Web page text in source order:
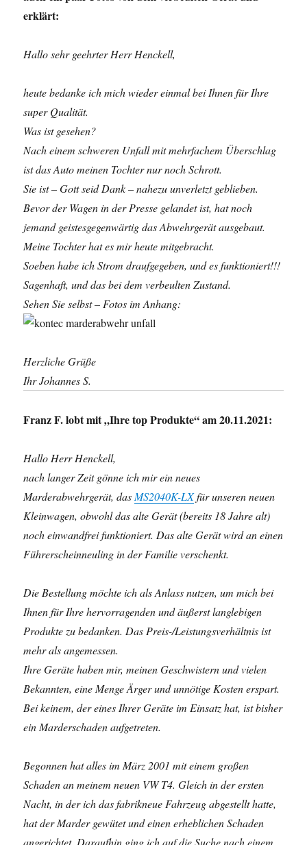
erklärt:
Hallo sehr geehrter Herr Henckell,
heute bedanke ich mich wieder einmal bei Ihnen für Ihre
super Qualität.
Was ist gesehen?
Nach einem schweren Unfall mit mehrfachem Überschlag
ist das Auto meinen Tochter nur noch Schrott.
Sie ist – Gott seid Dank – nahezu unverletzt geblieben.
Bevor der Wagen in der Presse gelandet ist, hat noch
jemand geistesgegenwärtig dasAbwehrgerät ausgebaut.
Meine Tochter hat es mir heute mitgebracht.
Soeben habe ich Strom draufgegeben, und es funktioniert!!!
Sagenhaft, und das bei dem verbeulten Zustand.
Sehen Sie selbst – Fotos im Anhang:
Herzliche Grüße
Ihr Johannes S.
Franz F. lobt mit „Ihre top Produkte“ am 20.11.2021:
Hallo Herr Henckell,
nach langer Zeit gönne ich mir ein neues
Marderabwehrgerät, das MS2040K-LXfür unseren neuen
Kleinwagen, obwohl das alte Gerät (bereits 18 Jahre alt)
noch einwandfrei funktioniert. Das alte Gerät wird an einen
Führerscheinneuling in der Familie verschenkt.
Die Bestellung möchte ich als Anlass nutzen, um mich bei
Ihnen für Ihre hervorragenden und äußerst langlebigen
Produkte zu bedanken. Das Preis-/Leistungsverhältnis ist
mehr als angemessen.
Ihre Geräte haben mir, meinen Geschwistern und vielen
Bekannten, eine Menge Ärger und unnötige Kosten erspart.
Bei keinem, der eines Ihrer Geräte im Einsatz hat, ist bisher
ein Marderschaden aufgetreten.
Begonnen hat alles im März 2001 mit einem großen
Schaden an meinem neuen VW T4. Gleich in der ersten
Nacht, in der ich das fabrikneue Fahrzeug abgestellt hatte,
hat der Marder gewütet und einen erheblichen Schaden
angerichtet. Daraufhin ging ich auf die Suche nach einem